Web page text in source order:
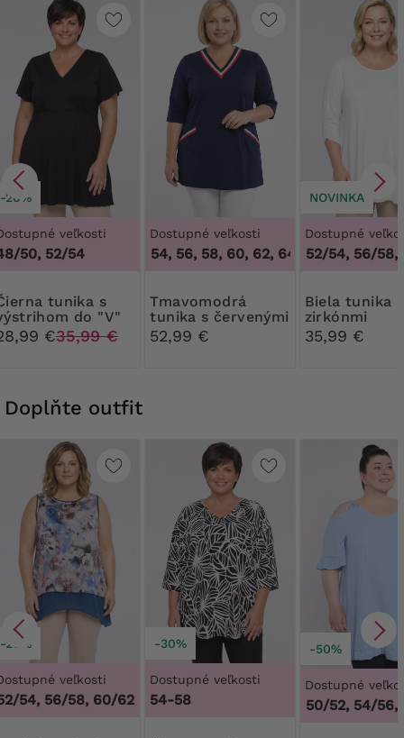
-20%
veľkosti
50, 52/54
s
do "V"
€35,99 €
Dostupné veľkosti
50, 52, 54, 56, 58, 60, 62, 64 50, 52, 54,
Tmavomodrá
tunika s červenými
opasky
52,99 €
NOVINKA
Dostupné
48/50, 52/54, 56/58,
Biela tunika so
zirkónmi
35,99 €
Doplňte outfit
-20%
veľkosti
54, 56/58, 60/62, 48/50, 52/54, 56/58, 60/62
-30%
Dostupné veľkosti
54-58
-50%
Dostupné
46/48, 50/52, 54/56,